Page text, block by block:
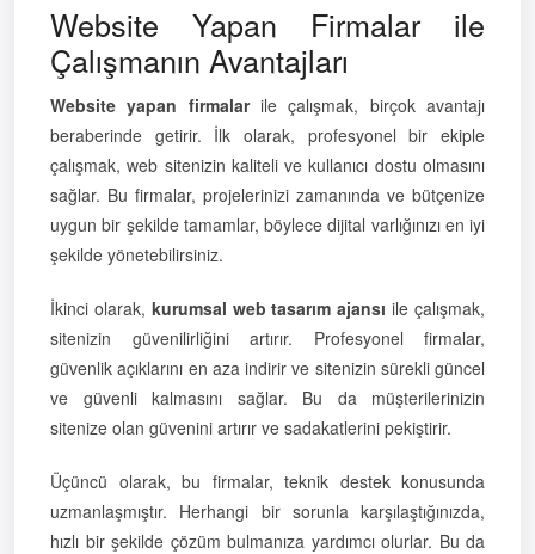
Website Yapan Firmalar ile
Çalışmanın Avantajları
Website yapan firmalarile çalışmak, birçok avantajı
beraberinde getirir. İlk olarak, profesyonel bir ekiple
çalışmak, web sitenizin kaliteli ve kullanıcı dostu olmasını
sağlar. Bu firmalar, projelerinizi zamanında ve bütçenize
uygun bir şekilde tamamlar, böylece dijital varlığınızı en iyi
şekilde yönetebilirsiniz.
İkinci olarak, kurumsal web tasarım ajansı ile çalışmak,
sitenizin güvenilirliğini artırır. Profesyonel firmalar,
güvenlik açıklarını en aza indirir ve sitenizin sürekli güncel
ve güvenli kalmasını sağlar. Bu da müşterilerinizin
sitenize olan güvenini artırır ve sadakatlerini pekiştirir.
Üçüncü olarak, bu firmalar, teknik destek konusunda
uzmanlaşmıştır. Herhangi bir sorunla karşılaştığınızda,
hızlı bir şekilde çözüm bulmanıza yardımcı olurlar. Bu da